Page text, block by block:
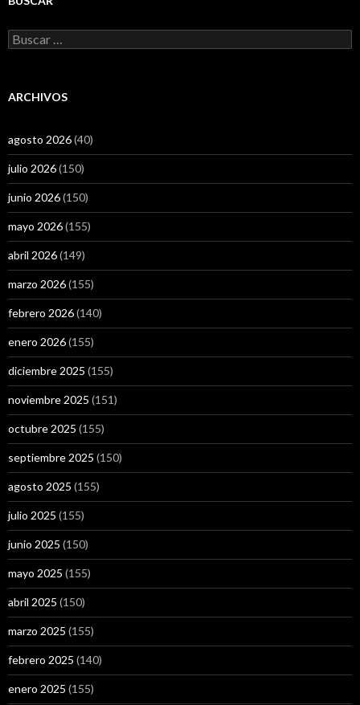
Buscar:
ARCHIVOS
agosto 2026(40)
julio 2026(150)
junio 2026(150)
mayo 2026(155)
abril 2026(149)
marzo 2026(155)
febrero 2026(140)
enero 2026(155)
diciembre 2025 (155)
noviembre 2025 (151)
octubre 2025 (155)
septiembre 2025 (150)
agosto 2025 (155)
julio 2025 (155)
junio 2025 (150)
mayo 2025 (155)
abril 2025 (150)
marzo 2025 (155)
febrero 2025 (140)
enero 2025 (155)